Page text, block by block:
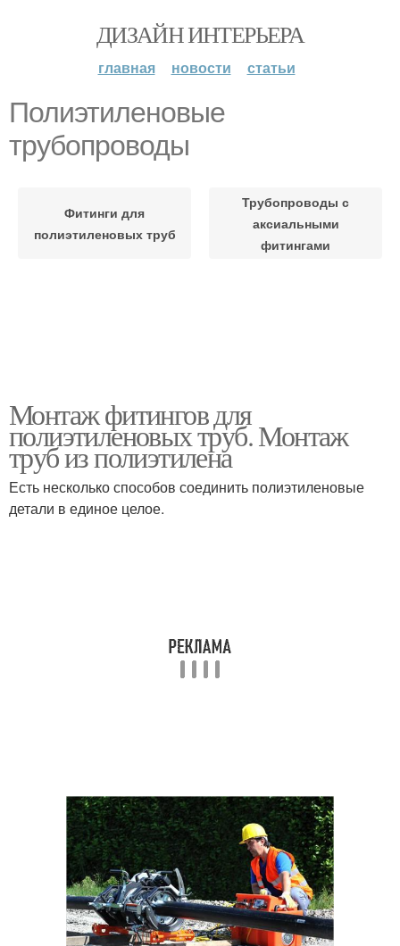
ДИЗАЙН ИНТЕРЬЕРА
главная новости статьи
Полиэтиленовые
трубопроводы
Фитинги для
полиэтиленовых труб
Трубопроводы с
аксиальными
фитингами
Монтаж фитингов для
полиэтиленовых труб. Монтаж
труб из полиэтилена
Есть несколько способов соединить полиэтиленовые
детали в единое целое.